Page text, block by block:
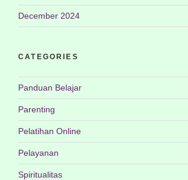
December 2024
CATEGORIES
Panduan Belajar
Parenting
Pelatihan Online
Pelayanan
Spiritualitas